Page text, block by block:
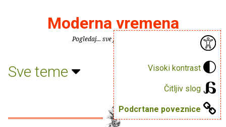
Visoki kontrast
Čitljiv slog
Podcrtane poveznice
Moderna vremena
Pogledaj... sve je puno knjiga.
Sve teme